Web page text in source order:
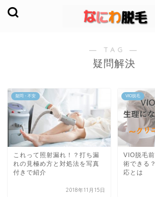
― TAG ―
疑問解決
疑問・不安
これって照射漏れ！？打ち漏
れの見極め方と対処法を写真
付きで紹介
2018年11月15日
VIO脱毛
VIO脱毛
術できる
応とは